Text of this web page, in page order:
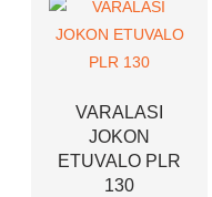
VARALASI
JOKON
ETUVALO PLR
130